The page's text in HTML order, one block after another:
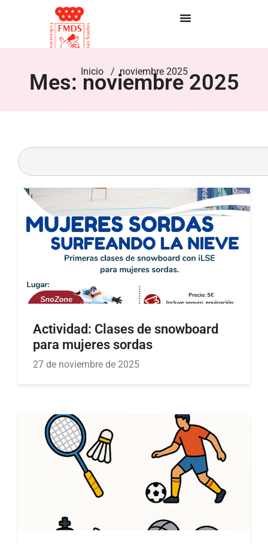
Inicio/ noviembre 2025
Mes: noviembre 2025
Actividad: Clases de snowboard
para mujeres sordas
27 de noviembre de 2025